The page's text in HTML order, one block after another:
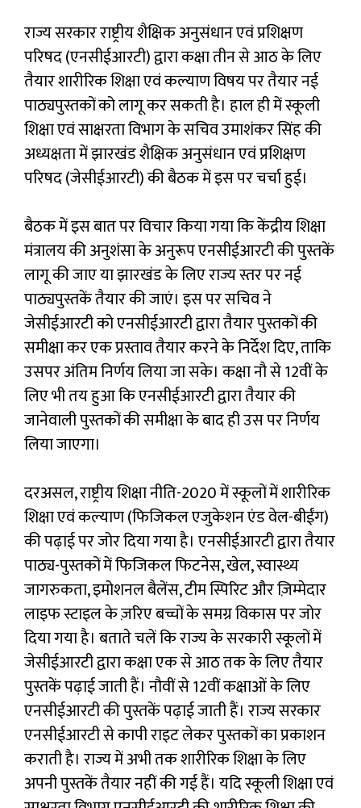
राज्य सरकार राष्ट्रीय शैक्षिक अनुसंधान एवं प्रशिक्षण
परिषद (एनसीईआरटी) द्वारा कक्षा तीन से आठ के लिए
तैयार शारीरिक शिक्षा एवं कल्याण विषय पर तैयार नई
पाठ्यपुस्तकों को लागू कर सकती है। हाल ही में स्कूली
शिक्षा एवं साक्षरता विभाग के सचिव उमाशंकर सिंह की
अध्यक्षता में झारखंड शैक्षिक अनुसंधान एवं प्रशिक्षण
परिषद (जेसीईआरटी) की बैठक में इस पर चर्चा हुई।
बैठक में इस बात पर विचार किया गया कि केंद्रीय शिक्षा
मंत्रालय की अनुशंसा के अनुरूप एनसीईआरटी की पुस्तकें
लागू की जाए या झारखंड के लिए राज्य स्तर पर नई
पाठ्यपुस्तकें तैयार की जाएं। इस पर सचिव ने
जेसीईआरटी को एनसीईआरटी द्वारा तैयार पुस्तकों की
समीक्षा कर एक प्रस्ताव तैयार करने के निर्देश दिए, ताकि
उसपर अंतिम निर्णय लिया जा सके। कक्षा नौ से 12वीं के
लिए भी तय हुआ कि एनसीईआरटी द्वारा तैयार की
जानेवाली पुस्तकों की समीक्षा के बाद ही उस पर निर्णय
लिया जाएगा।
दरअसल, राष्ट्रीय शिक्षा नीति-2020 में स्कूलों में शारीरिक
शिक्षा एवं कल्याण (फिजिकल एजुकेशन एंड वेल-बीईंग)
की पढ़ाई पर जोर दिया गया है। एनसीईआरटी द्वारा तैयार
पाठ्य-पुस्तकों में फिजिकल फिटनेस, खेल, स्वास्थ्य
जागरुकता, इमोशनल बैलेंस, टीम स्पिरिट और ज़िम्मेदार
लाइफ स्टाइल के ज़रिए बच्चों के समग्र विकास पर जोर
दिया गया है। बताते चलें कि राज्य के सरकारी स्कूलों में
जेसीईआरटी द्वारा कक्षा एक से आठ तक के लिए तैयार
पुस्तकें पढ़ाई जाती हैं। नौवीं से 12वीं कक्षाओं के लिए
एनसीईआरटी की पुस्तकें पढ़ाई जाती हैं। राज्य सरकार
एनसीईआरटी से कापी राइट लेकर पुस्तकों का प्रकाशन
कराती है। राज्य में अभी तक शारीरिक शिक्षा के लिए
अपनी पुस्तकें तैयार नहीं की गई हैं। यदि स्कूली शिक्षा एवं